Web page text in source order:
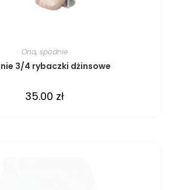
Ona, spodnie
3/4 rybaczki dżinsowe
35.00 zł